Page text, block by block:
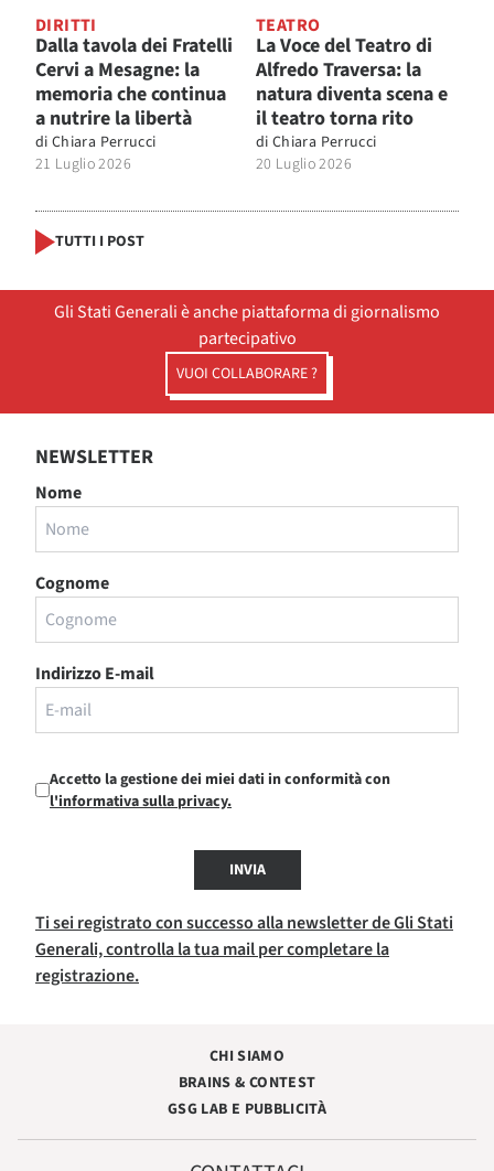
DIRITTI
Dalla tavola dei Fratelli
Cervi a Mesagne: la
memoria che continua
a nutrire la libertà
di Chiara Perrucci
21 Luglio 2026
TEATRO
La Voce del Teatro di
Alfredo Traversa: la
natura diventa scena e
il teatro torna rito
di Chiara Perrucci
20 Luglio 2026
TUTTI I POST
Gli Stati Generali è anche piattaforma di giornalismo
partecipativo
VUOI COLLABORARE ?
NEWSLETTER
Nome
Cognome
Indirizzo E-mail
Accetto la gestione dei miei dati in conformità con
l'informativa sulla privacy.
INVIA
Ti sei registrato con successo alla newsletter de Gli Stati
Generali, controlla la tua mail per completare la
registrazione.
CHI SIAMO
BRAINS & CONTEST
GSG LAB E PUBBLICITÀ